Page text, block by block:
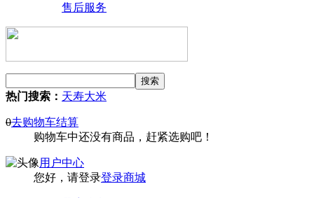
售后服务
热门搜索： 天寿大米
0去购物车结算
购物车中还没有商品，赶紧选购吧！
用户中心
您好，请登录登录商城